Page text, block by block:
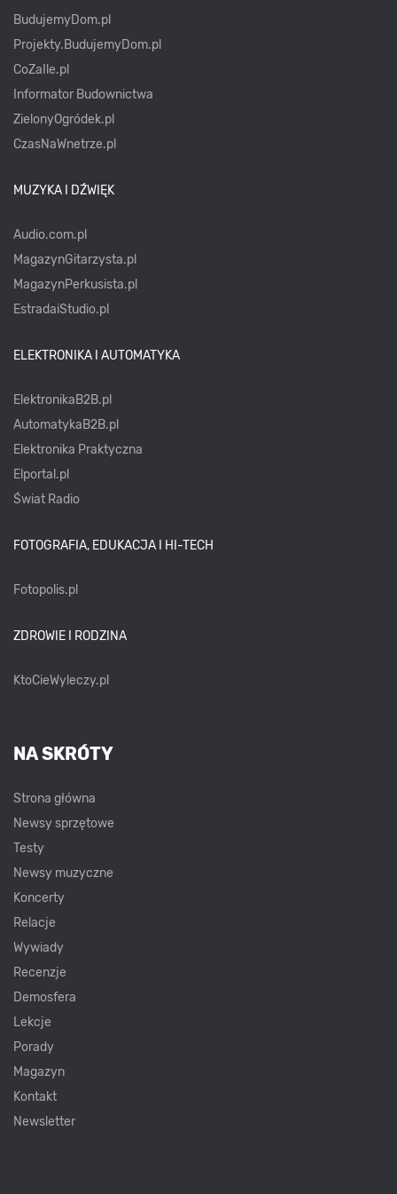
BudujemyDom.pl
Projekty.BudujemyDom.pl
CoZaIle.pl
Informator Budownictwa
ZielonyOgródek.pl
CzasNaWnetrze.pl
MUZYKA I DŹWIĘK
Audio.com.pl
MagazynGitarzysta.pl
MagazynPerkusista.pl
EstradaiStudio.pl
ELEKTRONIKA I AUTOMATYKA
ElektronikaB2B.pl
AutomatykaB2B.pl
Elektronika Praktyczna
Elportal.pl
Świat Radio
FOTOGRAFIA, EDUKACJA I HI-TECH
Fotopolis.pl
ZDROWIE I RODZINA
KtoCieWyleczy.pl
NA SKRÓTY
Strona główna
Newsy sprzętowe
Testy
Newsy muzyczne
Koncerty
Relacje
Wywiady
Recenzje
Demosfera
Lekcje
Porady
Magazyn
Kontakt
Newsletter